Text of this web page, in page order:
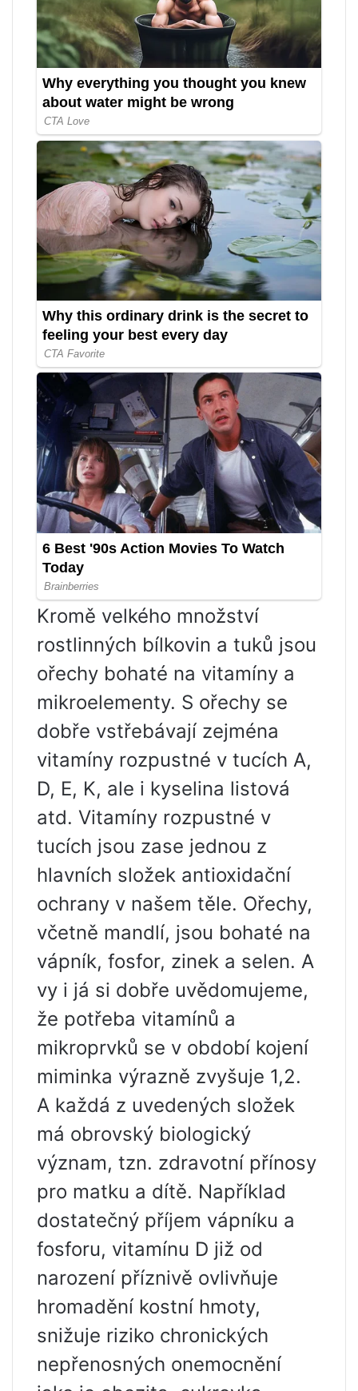
Kromě velkého množství
rostlinných bílkovin a tuků jsou
ořechy bohaté na vitamíny a
mikroelementy. S ořechy se
dobře vstřebávají zejména
vitamíny rozpustné v tucích A,
D, E, K, ale i kyselina listová
atd. Vitamíny rozpustné v
tucích jsou zase jednou z
hlavních složek antioxidační
ochrany v našem těle. Ořechy,
včetně mandlí, jsou bohaté na
vápník, fosfor, zinek a selen. A
vy i já si dobře uvědomujeme,
že potřeba vitamínů a
mikroprvků se v období kojení
miminka výrazně zvyšuje 1,2.
A každá z uvedených složek
má obrovský biologický
význam, tzn. zdravotní přínosy
pro matku a dítě. Například
dostatečný příjem vápníku a
fosforu, vitamínu D již od
narození příznivě ovlivňuje
hromadění kostní hmoty,
snižuje riziko chronických
nepřenosných onemocnění